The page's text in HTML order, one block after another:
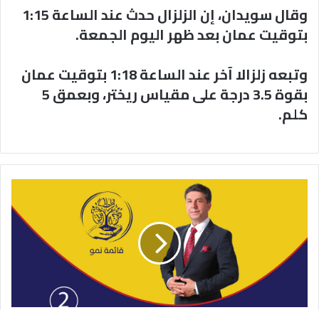
وقال سويدان، إن الزلزال حدث عند الساعة 1:15
بتوقيت عمان بعد ظهر اليوم الجمعة.
وتبعه زلزالا آخر عند الساعة 1:18 بتوقيت عمان
بقوة 3.5 درجة على مقياس ريختر، وبعمق 5
كلم.
للنائب
السابق